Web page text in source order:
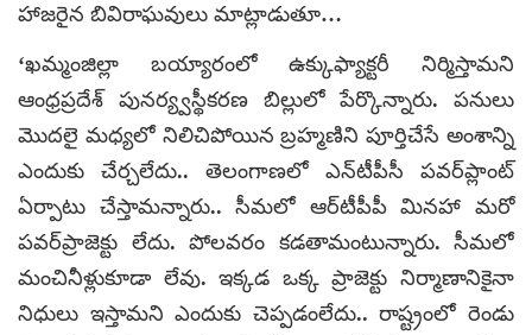
హాజరైన బివిరాఘవులు మాట్లాడుతూ…
‘ఖమ్మంజిల్లా బయ్యారంలో ఉక్కుఫ్యాక్టరీ నిర్మిస్తామని
ఆంధ్రప్రదేశ్ పునర్య్వస్థీకరణ బిల్లులో పేర్కొన్నారు. పనులు
మొదలై మధ్యలో నిలిచిపోయిన బ్రహ్మణిని పూర్తిచేసే అంశాన్ని
ఎందుకు చేర్చలేదు.. తెలంగాణలో ఎన్‌టీపీసీ పవర్‌ప్లాంట్
ఏర్పాటు చేస్తామన్నారు.. సీమలో ఆర్‌టీపీపీ మినహా మరో
పవర్‌ప్రాజెక్టు లేదు. పోలవరం కడతామంటున్నారు. సీమలో
మంచినీళ్లుకూడా లేవు. ఇక్కడ ఒక్క ప్రాజెక్టు నిర్మాణానికైనా
నిధులు ఇస్తామని ఎందుకు చెప్పడంలేదు.. రాష్ట్రంలో రెండు